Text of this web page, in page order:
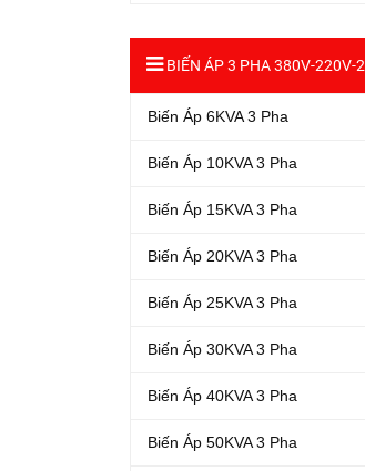
BIẾN ÁP 3 PHA 380V-220V-
Biến Áp 6KVA 3 Pha
Biến Áp 10KVA 3 Pha
Biến Áp 15KVA 3 Pha
Biến Áp 20KVA 3 Pha
Biến Áp 25KVA 3 Pha
Biến Áp 30KVA 3 Pha
Biến Áp 40KVA 3 Pha
Biến Áp 50KVA 3 Pha